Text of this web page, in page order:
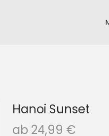
Hanoi Sunset
ab 24,99 €